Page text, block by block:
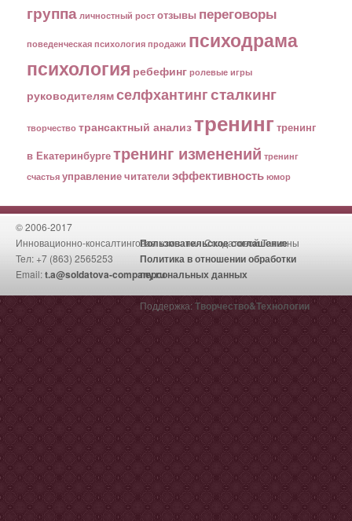
группа личностный рост отзывы переговоры
поведенческая психология продажи психодрама
психология ребефинг ролевые игры
руководителямселфхантингсталкинг
творчество трансактный анализтренинг тренинг
в Екатеринбургетренинг изменений тренинг
счастья управлениечитатели эффективность юмор
© 2006-2017
Инновационно-консалтинговая компания Солдатовой Татьяны
Тел: +7 (863) 2565253
Email:t.a@soldatova-company.ru
Пользовательское соглашение
Политика в отношении обработки
персональных данных
Поддержка:Творчество&Технологии